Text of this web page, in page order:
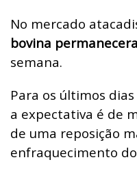
No mercado
bovina
semana.
Para os últimos
a expectativa é de
de uma reposição
enfraquecimento